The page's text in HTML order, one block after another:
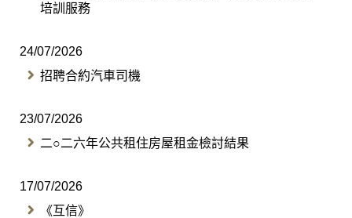
培訓服務
24/07/2026
招聘合約汽車司機
23/07/2026
二○二六年公共租住房屋租金檢討結果
17/07/2026
《互信》